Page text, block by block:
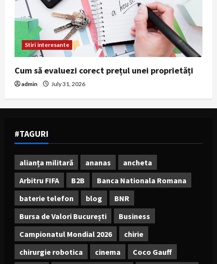
Stiri interesante
Cum să evaluezi corect prețul unei proprietăți
admin July 31, 2026
#TAGURI
alianța militară ananas
ancheta
Arbitru FIFA
B2B
Banca Nationala Romana
baterie telefon
blog
BNR
Bursa de Valori București
Business
Campionatul Mondial 2026
chirie
chirurgie robotica
cinema
Coco Gauff